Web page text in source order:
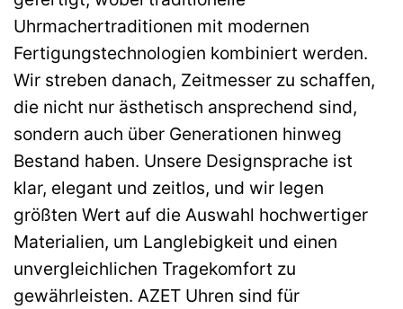
Uhrmachertraditionen mit modernen
Fertigungstechnologien kombiniert werden.
Wir streben danach, Zeitmesser zu schaffen,
die nicht nur ästhetisch ansprechend sind,
sondern auch über Generationen hinweg
Bestand haben. Unsere Designsprache ist
klar, elegant und zeitlos, und wir legen
größten Wert auf die Auswahl hochwertiger
Materialien, um Langlebigkeit und einen
unvergleichlichen Tragekomfort zu
gewährleisten. AZET Uhren sind für